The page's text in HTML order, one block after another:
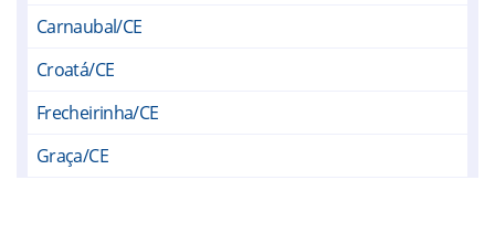
Carnaubal/CE
Croatá/CE
Frecheirinha/CE
Graça/CE